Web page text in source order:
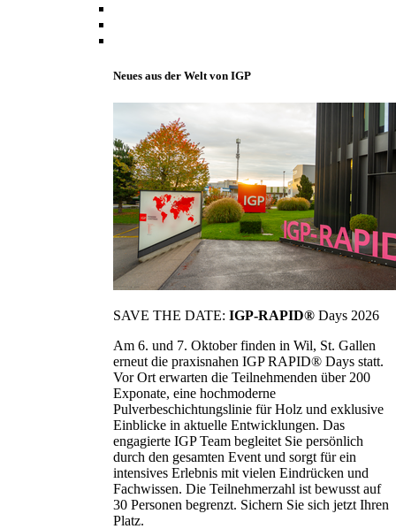
Neues aus der Welt von IGP
SAVE THE DATE: IGP-RAPID® Days 2026
Am 6. und 7. Oktober finden in Wil, St. Gallen
erneut die praxisnahen IGP RAPID® Days statt.
Vor Ort erwarten die Teilnehmenden über 200
Exponate, eine hochmoderne
Pulverbeschichtungslinie für Holz und exklusive
Einblicke in aktuelle Entwicklungen. Das
engagierte IGP Team begleitet Sie persönlich
durch den gesamten Event und sorgt für ein
intensives Erlebnis mit vielen Eindrücken und
Fachwissen. Die Teilnehmerzahl ist bewusst auf
30 Personen begrenzt. Sichern Sie sich jetzt Ihren
Platz.